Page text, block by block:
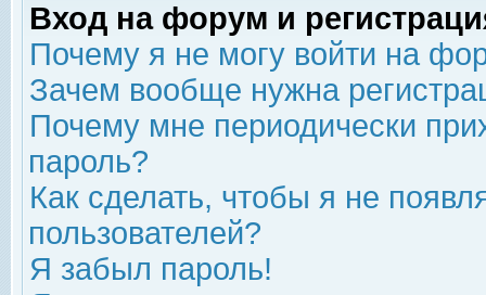
Вход на форум и
Почему я не могу войти на
Зачем вообще нужна
Почему мне периодически
пароль?
Как сделать, чтобы я не
пользователей?
Я забыл пароль!